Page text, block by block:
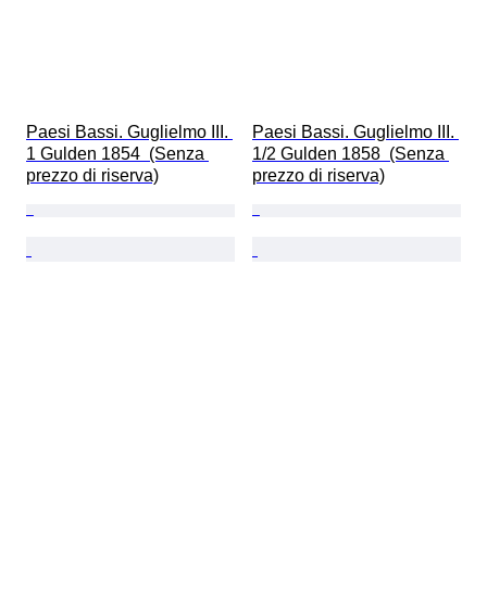
Paesi Bassi. Guglielmo III.
1 Gulden 1854  (Senza
prezzo di riserva)
Paesi Bassi. Guglielmo III.
1/2 Gulden 1858  (Senza
prezzo di riserva)